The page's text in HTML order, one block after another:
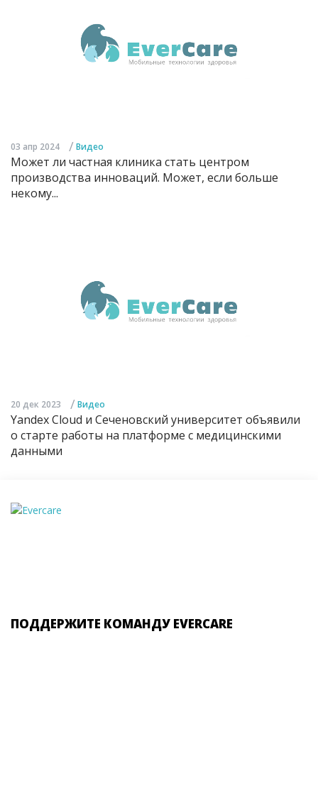
03 апр 2024 / Видео
Может ли частная клиника стать центром
производства инноваций. Может, если больше
некому...
20 дек 2023 / Видео
Yandex Cloud и Сеченовский университет объявили
о старте работы на платформе с медицинскими
данными
ПОДДЕРЖИТЕ КОМАНДУ EVERCARE